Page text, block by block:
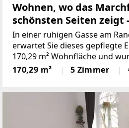
Wohnen, wo das
schönsten Seiten zeigt -
Einfamilienhaus mit
nahe Wien
In einer ruhigen Gasse am
erwartet Sie dieses gepflegte
170,29 m² Wohnfläche und
großem Garten. Das im Jahr
überzeugt durch seine
170,29 m² 5 Zimmer